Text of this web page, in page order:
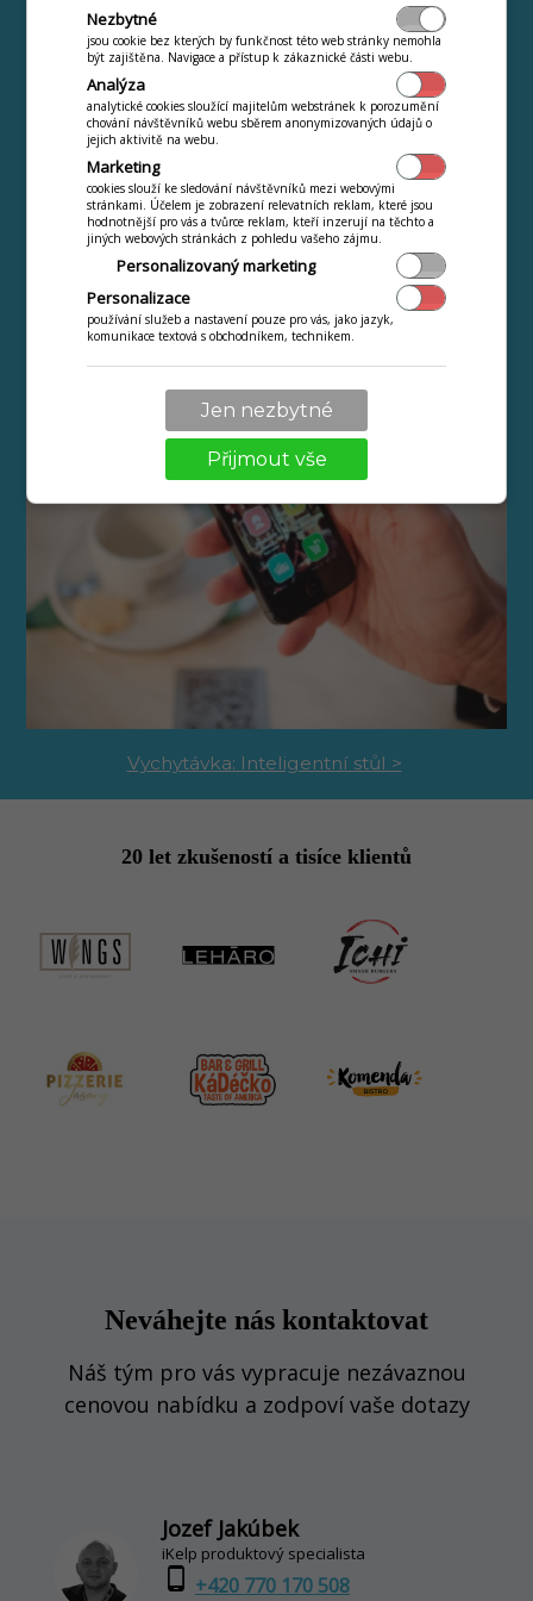
6 výhod používání QR kódů >
Zvyšte tržby a obrátkovost stola >
Vychytávka: Inteligentní stůl >
20 let zkušeností a tisíce klientů
Neváhejte nás kontaktovat
Náš tým pro vás vypracuje nezávaznou
cenovou nabídku a zodpoví vaše dotazy
Jozef Jakúbek
iKelp produktový specialista
phone_android +420 770 170 508
Nezbytné
jsou cookie bez kterých by funkčnost této web stránky nemohla
být zajištěna. Navigace a přístup k zákaznické části webu.
Analýza
analytické cookies sloužící majitelům webstránek k porozumění
chování návštěvníků webu sběrem anonymizovaných údajů o
jejich aktivitě na webu.
Marketing
cookies slouží ke sledování návštěvníků mezi webovými
stránkami. Účelem je zobrazení relevatních reklam, které jsou
hodnotnější pro vás a tvůrce reklam, kteří inzerují na těchto a
jiných webových stránkách z pohledu vašeho zájmu.
Personalizovaný marketing
Personalizace
používání služeb a nastavení pouze pro vás, jako jazyk,
komunikace textová s obchodníkem, technikem.
Jen nezbytné
Přijmout vše